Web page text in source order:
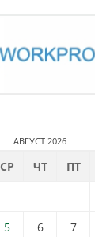
АВГУСТ 2026
СР ЧТ ПТ
5 6 7